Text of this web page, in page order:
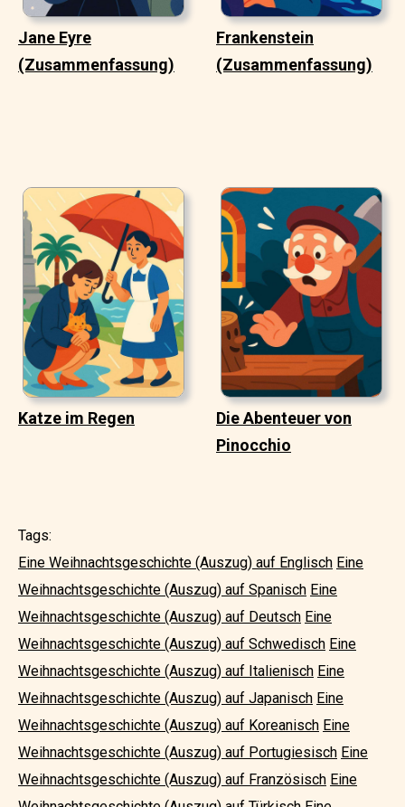
Jane Eyre
(Zusammenfassung)
Frankenstein
(Zusammenfassung)
Katze im Regen
Die Abenteuer von
Pinocchio
Tags:
Eine Weihnachtsgeschichte (Auszug) auf Englisch Eine
Weihnachtsgeschichte (Auszug) auf Spanisch Eine
Weihnachtsgeschichte (Auszug) auf Deutsch Eine
Weihnachtsgeschichte (Auszug) auf Schwedisch Eine
Weihnachtsgeschichte (Auszug) auf Italienisch Eine
Weihnachtsgeschichte (Auszug) auf Japanisch Eine
Weihnachtsgeschichte (Auszug) auf Koreanisch Eine
Weihnachtsgeschichte (Auszug) auf Portugiesisch Eine
Weihnachtsgeschichte (Auszug) auf Französisch Eine